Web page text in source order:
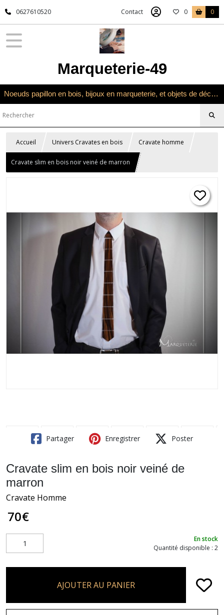
0627610520 Contact 0 0
Marqueterie-49
Noeuds papillon en bois, bijoux en marqueterie, et objets de décoration en marqueterie bois
Accueil Univers Cravates en bois Cravate homme
Cravate slim en bois noir veiné de marron
Partager Enregistrer Poster
Cravate slim en bois noir veiné de
marron
Cravate Homme
70€
En stock
Quantité disponible : 2
AJOUTER AU PANIER